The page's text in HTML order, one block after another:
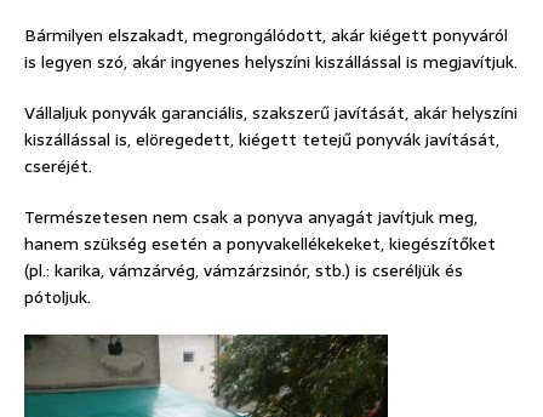
Bármilyen elszakadt, megrongálódott, akár kiégett ponyváról
is legyen szó, akár ingyenes helyszíni kiszállással is megjavítjuk.
Vállaljuk ponyvák garanciális, szakszerű javítását, akár helyszíni
kiszállással is, elöregedett, kiégett tetejű ponyvák javítását,
cseréjét.
Természetesen nem csak a ponyva anyagát javítjuk meg,
hanem szükség esetén a ponyvakellékekeket, kiegészítőket
(pl.: karika, vámzárvég, vámzárzsinór, stb.) is cseréljük és
pótoljuk.